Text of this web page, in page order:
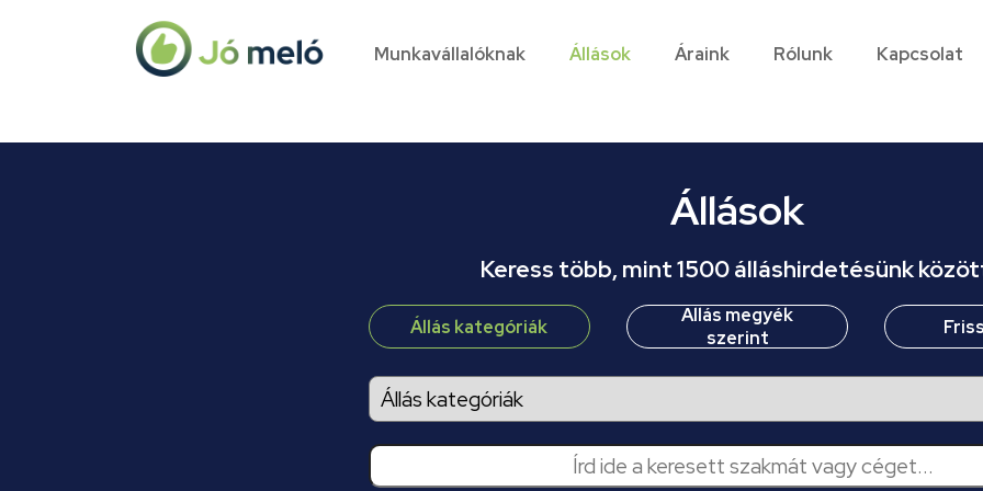
Munkavállalóknak Állások Áraink Rólunk Kapcsolat
Állások
Keress több, mint 1500 álláshirdetésünk
Állás kategóriák
Állás megyék
szerint